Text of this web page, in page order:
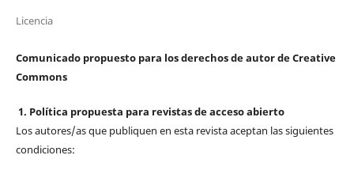
Licencia
Comunicado propuesto para los derechos de autor de Creative
Commons
1. Política propuesta para revistas de acceso abierto
Los autores/as que publiquen en esta revista aceptan las siguientes
condiciones: